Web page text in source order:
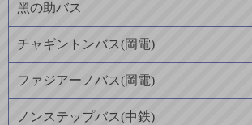
黑の助バス
チャギントンバス(岡電)
ファジアーノバス(岡電)
ノンステップバス(中鉄)